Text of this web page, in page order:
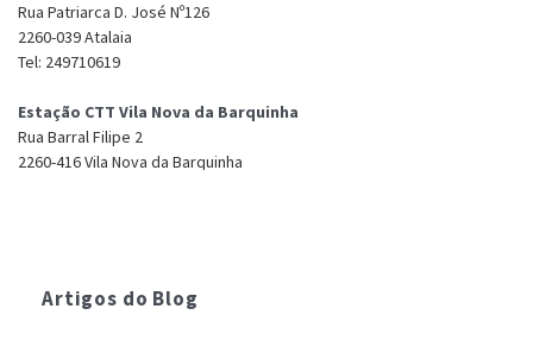
Rua Patriarca D. José Nº126
2260-039 Atalaia
Tel: 249710619
Estação CTT Vila Nova da Barquinha
Rua Barral Filipe 2
2260-416 Vila Nova da Barquinha
Tel: 249710695
Fax: 249711739
Artigos do Blog